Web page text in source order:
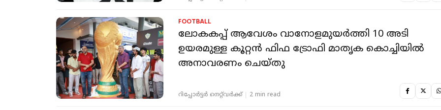
FOOTBALL
ലോകകപ്പ് ആവേശം വാനോളമുയർത്തി 10 അടി
ഉയരമുള്ള കൂറ്റൻ ഫിഫ ട്രോഫി മാതൃക കൊച്ചിയിൽ
അനാവരണം ചെയ്തു
റിപ്പോർട്ടർ നെറ്റ്‌വര്‍ക്ക്‌ 2 min read